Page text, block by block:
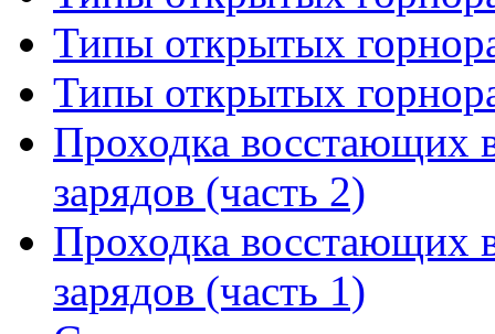
Типы открытых
Типы открытых
Проходка восстающих
зарядов (часть 2)
Проходка восстающих
зарядов (часть 1)